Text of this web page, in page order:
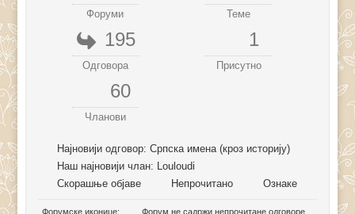
Форуми Теме
195
Одговора
1
Присутно
60
Чланови
Најновији одговор:Српска имена (кроз историју)
Наш најновији члан: Louloudi
Скорашње објаве
Непрочитано Ознаке
Форумске иконице:
Форум не садржи непрочитане одговоре